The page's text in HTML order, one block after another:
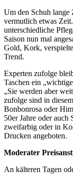
Um den Schuh lange
vermutlich etwas
unterschiedliche
Saison nun mal
Gold, Kork,
Trend.
Experten zufolge
Taschen ein
„Sie werden aber
zufolge sind in
Bonbonrosa oder
50er Jahre oder auch
zweifarbig oder in
Drucken angeboten.
Moderater
An kälteren Tagen